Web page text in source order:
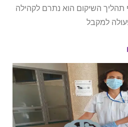
תהליך השיקום הוא נתרם לקהילה
למקבל